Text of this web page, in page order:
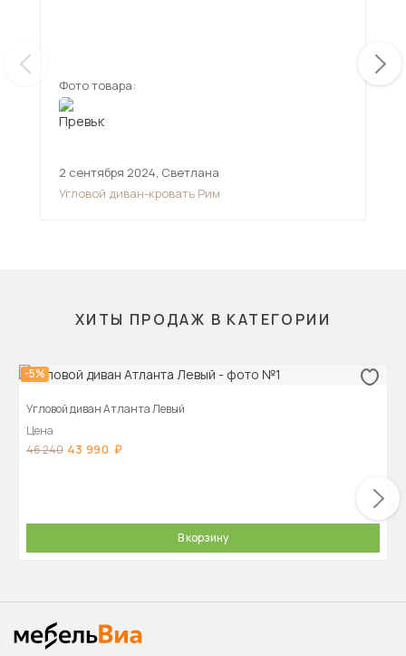
Фото товара:
2 сентября 2024, Светлана
Угловой диван-кровать Рим
ХИТЫ ПРОДАЖ В КАТЕГОРИИ
-5%
Угловой диван Атланта Левый
Цена
46 240 43 990
В корзину